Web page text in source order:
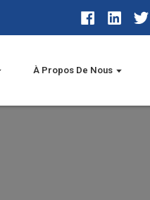
À Propos De Nous